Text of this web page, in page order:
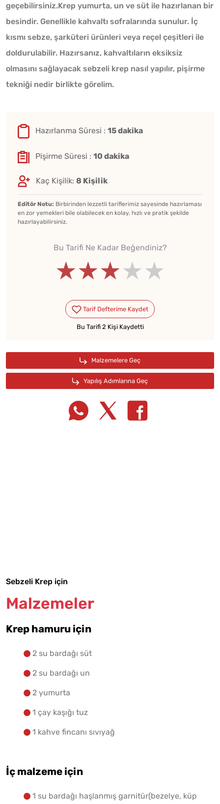
geçebilirsiniz.Krep yumurta, un ve süt ile hazırlanan bir
besindir. Genellikle kahvaltı sofralarında sunulur. İç
kısmı sebze, şarküteri ürünleri veya reçel çeşitleri ile
doldurulabilir. Hazırsanız, kahvaltıların eksiksiz
olmasını sağlayacak sebzeli krep nasıl yapılır, pişirme
tekniği nedir birlikte görelim.
Hazırlanma Süresi : 15 dakika
Pişirme Süresi : 10 dakika
Kaç Kişilik: 8 Kişilik
Editör Notu: Birbirinden lezzetli tariflerimiz sayesinde hazırlaması
en zor yemekleri bile olabilecek en kolay, hızlı ve pratik şekilde
hazırlayabilirsiniz.
Bu Tarifi Ne Kadar Beğendiniz?
★★★★★
★★★★★
★★★★★
Bu Tarifi 2 Kişi Kaydetti
Sebzeli Krep için
Malzemeler
Krep hamuru için
2 su bardağı süt
2 su bardağı un
2 yumurta
1 çay kaşığı tuz
1 kahve fincanı sıvıyağ
İç malzeme için
1 su bardağı haşlanmış garnitür(bezelye, küp